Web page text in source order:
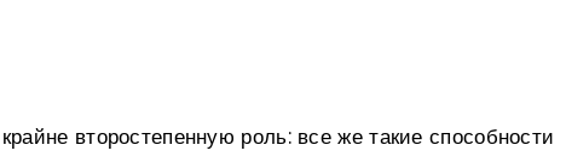
второстепенную роль: все же такие способности